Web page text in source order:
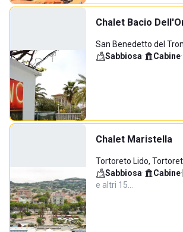
Chalet Bacio
San Benedetto del
Sabbiosa· Cabine·
Chalet Maristella
Tortoreto Lido,
Sabbiosa· Cabine·
e altri 15…